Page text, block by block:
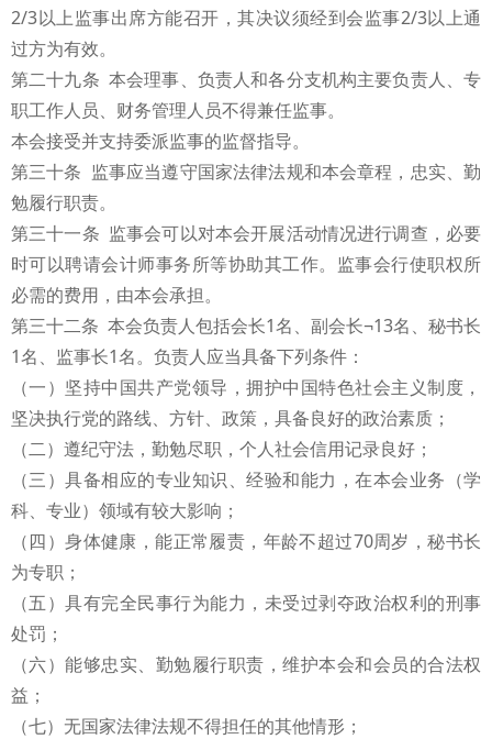
2/3以上监事出席方能召开，其决议须经到会监事2/3以上通
过方为有效。
第二十九条 本会理事、负责人和各分支机构主要负责人、专
职工作人员、财务管理人员不得兼任监事。
本会接受并支持委派监事的监督指导。
第三十条 监事应当遵守国家法律法规和本会章程，忠实、勤
勉履行职责。
第三十一条 监事会可以对本会开展活动情况进行调查，必要
时可以聘请会计师事务所等协助其工作。监事会行使职权所
必需的费用，由本会承担。
第三十二条 本会负责人包括会长1名、副会长¬13名、秘书长
1名、监事长1名。负责人应当具备下列条件：
（一）坚持中国共产党领导，拥护中国特色社会主义制度，
坚决执行党的路线、方针、政策，具备良好的政治素质；
（二）遵纪守法，勤勉尽职，个人社会信用记录良好；
（三）具备相应的专业知识、经验和能力，在本会业务（学
科、专业）领域有较大影响；
（四）身体健康，能正常履责，年龄不超过70周岁，秘书长
为专职；
（五）具有完全民事行为能力，未受过剥夺政治权利的刑事
处罚；
（六）能够忠实、勤勉履行职责，维护本会和会员的合法权
益；
（七）无国家法律法规不得担任的其他情形；